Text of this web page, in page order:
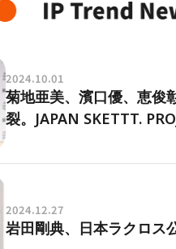
2024.10.01
菊地亜美、濱口優、恵俊
裂。JAPAN SKETTT.
2024.12.27
岩田剛典、日本ラクロス